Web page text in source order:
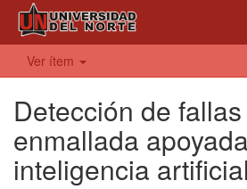
Ver ítem
Detección de
enmallada
inteligencia artificial